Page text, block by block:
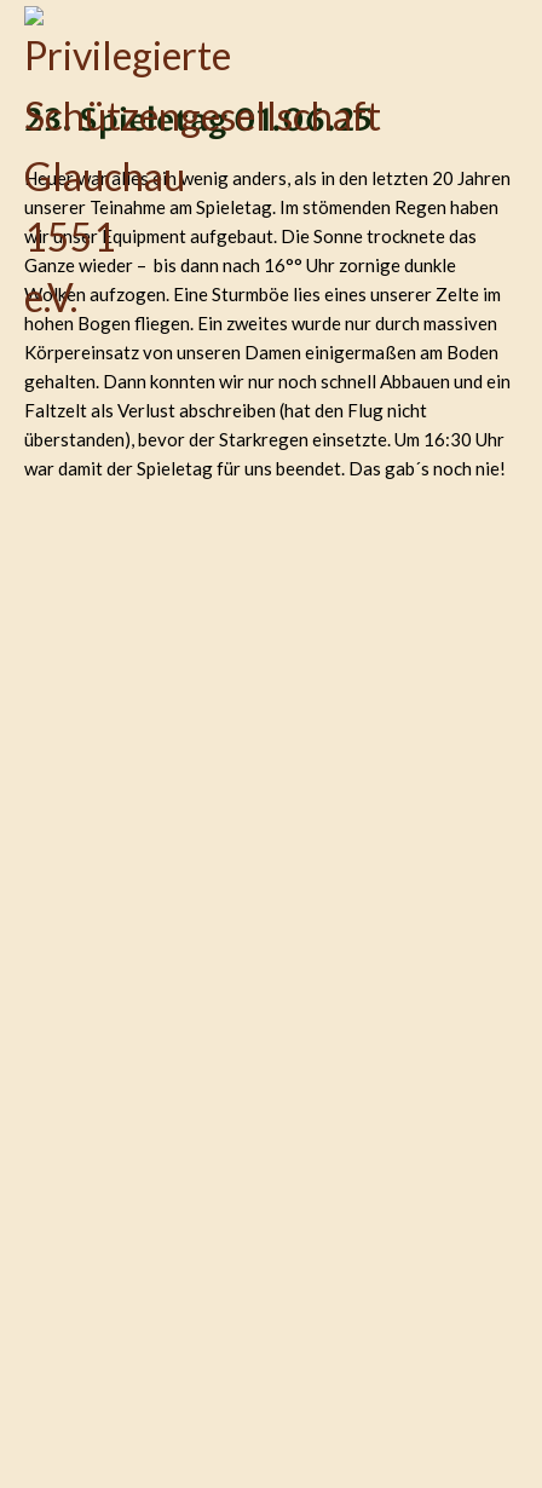
23. Spieletag 01.06.25
Heuer war alles ein wenig anders, als in den letzten 20 Jahren
unserer Teinahme am Spieletag. Im stömenden Regen haben
wir unser Equipment aufgebaut. Die Sonne trocknete das
Ganze wieder – bis dann nach 16°° Uhr zornige dunkle
Wolken aufzogen. Eine Sturmböe lies eines unserer Zelte im
hohen Bogen fliegen. Ein zweites wurde nur durch massiven
Körpereinsatz von unseren Damen einigermaßen am Boden
gehalten. Dann konnten wir nur noch schnell Abbauen und ein
Faltzelt als Verlust abschreiben (hat den Flug nicht
überstanden), bevor der Starkregen einsetzte. Um 16:30 Uhr
war damit der Spieletag für uns beendet. Das gab´s noch nie!